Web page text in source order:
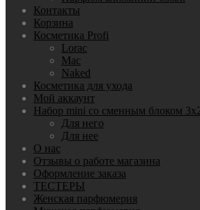
Контакты
Корзина
Косметика Profi
Lorac
Mac
Nаked
Косметика для ухода
Мой аккаунт
Набор mini со сменным блоком
Для него
Для нее
О нас
Отзывы о работе магазина
Оформление заказа
ТЕСТЕРЫ
Женская парфюмерия